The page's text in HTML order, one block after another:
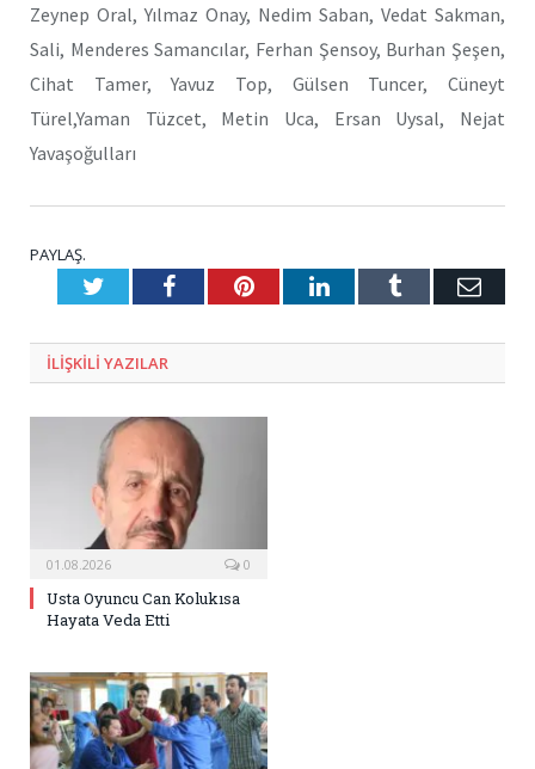
Zeynep Oral, Yılmaz Onay, Nedim Saban, Vedat Sakman,
Sali, Menderes Samancılar, Ferhan Şensoy, Burhan Şeşen,
Cihat Tamer, Yavuz Top, Gülsen Tuncer, Cüneyt
Türel,Yaman Tüzcet, Metin Uca, Ersan Uysal, Nejat
Yavaşoğulları
PAYLAŞ.
TwitterFacebookPinterestLinkedInTumblr E-
ILIŞKILI YAZILAR
01.08.2026 0
Usta Oyuncu Can Kolukısa
Hayata Veda Etti